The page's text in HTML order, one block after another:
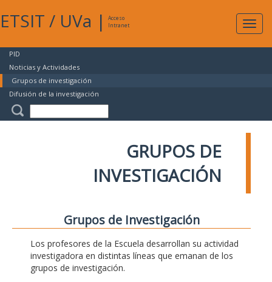
ETSIT / UVa |
Acceso
Intranet
PID
Noticias y Actividades
Grupos de investigación
Difusión de la investigación
GRUPOS DE
INVESTIGACIÓN
Grupos de Investigación
Los profesores de la Escuela desarrollan su actividad
investigadora en distintas líneas que emanan de los
grupos de investigación.